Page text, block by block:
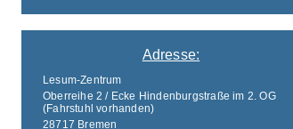
Adresse:
Lesum-Zentrum
Oberreihe 2 / Ecke Hindenburgstraße im 2. OG
(Fahrstuhl vorhanden)
28717 Bremen